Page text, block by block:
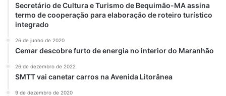
Secretário de Cultura e Turismo de Bequimão-MA assina
termo de cooperação para elaboração de roteiro turístico
integrado
26 de junho de 2020
Cemar descobre furto de energia no interior do Maranhão
26 de dezembro de 2022
SMTT vai canetar carros na Avenida Litorânea
9 de dezembro de 2020